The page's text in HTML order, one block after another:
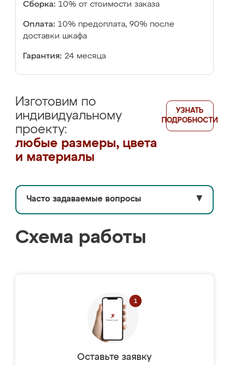
Сборка: 10% от стоимости заказа
Оплата: 10% предоплата, 90% после
доставки шкафа
Гарантия: 24 месяца
Изготовим по
индивидуальному
проекту:
любые размеры, цвета
и материалы
УЗНАТЬ
ПОДРОБНОСТИ
Часто задаваемые вопросы ▼
Схема работы
Оставьте заявку